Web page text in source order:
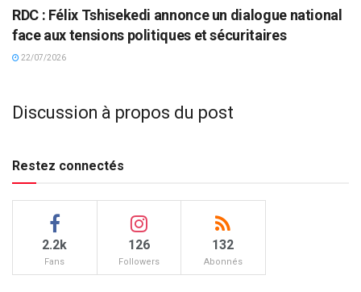
RDC : Félix Tshisekedi annonce un dialogue national
face aux tensions politiques et sécuritaires
22/07/2026
Discussion à propos du post
Restez connectés
2.2k
Fans
126
Followers
132
Abonnés